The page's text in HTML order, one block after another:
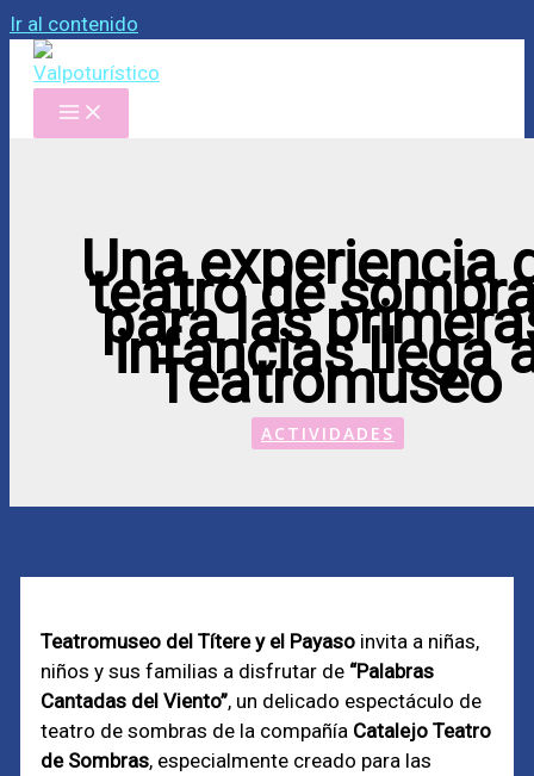
Ir al contenido
Una experiencia
teatro de
para las
infancias llega
Teatromuseo
ACTIVIDADES
Teatromuseo del Títere y el Payaso invita a niñas,
niños y sus familias a disfrutar de “Palabras
Cantadas del Viento”, un delicado espectáculo de
teatro de sombras de la compañía Catalejo Teatro
de Sombras, especialmente creado para las